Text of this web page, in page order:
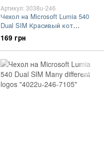
Артикул: 3038u-246
Чехол на Microsoft Lumia 540
Dual SIM Красивый кот
"3038u-246-7105"
169 грн